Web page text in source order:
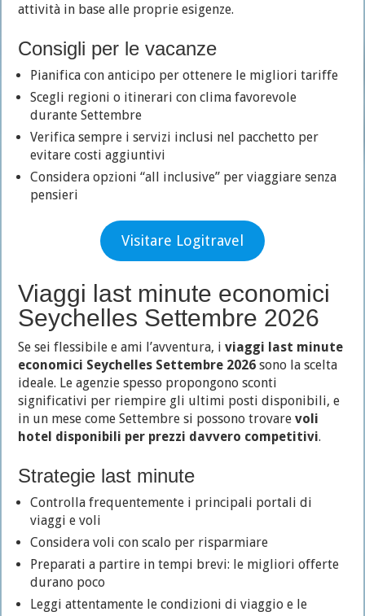
attività in base alle proprie esigenze.
Consigli per le vacanze
Pianifica con anticipo per ottenere le migliori tariffe
Scegli regioni o itinerari con clima favorevole
durante Settembre
Verifica sempre i servizi inclusi nel pacchetto per
evitare costi aggiuntivi
Considera opzioni “all inclusive” per viaggiare senza
pensieri
Visitare Logitravel
Viaggi last minute economici
Seychelles Settembre 2026
Se sei flessibile e ami l’avventura, iviaggi last minute
economici Seychelles Settembre 2026 sono la scelta
ideale. Le agenzie spesso propongono sconti
significativi per riempire gli ultimi posti disponibili, e
in un mese come Settembre si possono trovarevoli
hotel disponibili per prezzi davvero competitivi.
Strategie last minute
Controlla frequentemente i principali portali di
viaggi e voli
Considera voli con scalo per risparmiare
Preparati a partire in tempi brevi: le migliori offerte
durano poco
Leggi attentamente le condizioni di viaggio e le